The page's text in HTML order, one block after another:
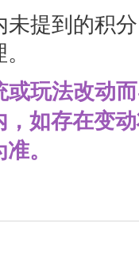
提到的积
玩法改动
如存在变
。